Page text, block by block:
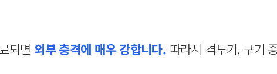
되면 외부 충격에 매우 강합니다. 따라서 격투기, 구기